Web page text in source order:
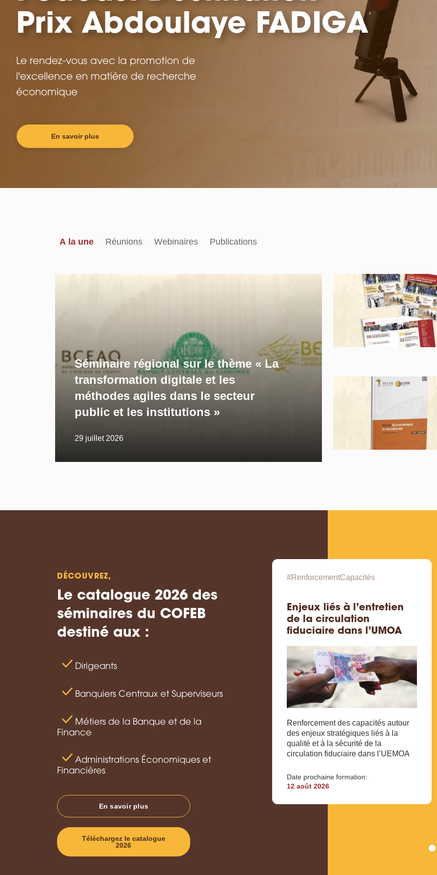
du COFEB
Cérémonie de fin de la première phase de
formation des auditeurs du COFEB
A la une Réunions Webinaires Publications
Séminaire régional sur le thème « La
transformation digitale et les
méthodes agiles dans le secteur
public et les institutions »
29 juillet 2026
DÉCOUVREZ,
Le catalogue 2026 des
séminaires du COFEB
destiné aux :
Dirigeants
Banquiers Centraux et Superviseurs
Métiers de la Banque et de la
Finance
Administrations Économiques et
Financières
En savoir plus
Téléchargez le catalogue
2026
#RenforcementCapacités
Enjeux liés à l’entretien
de la circulation
fiduciaire dans l’UMOA
Renforcement des capacités autour
des enjeux stratégiques liés à la
qualité et à la sécurité de la
circulation fiduciaire dans l’UEMOA
Date prochaine formation:
12 août 2026